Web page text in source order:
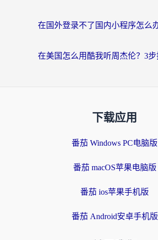
下载应用
番茄 Windows PC电脑版
番茄 macOS苹果电脑版
番茄 ios苹果手机版
番茄 Android安卓手机版